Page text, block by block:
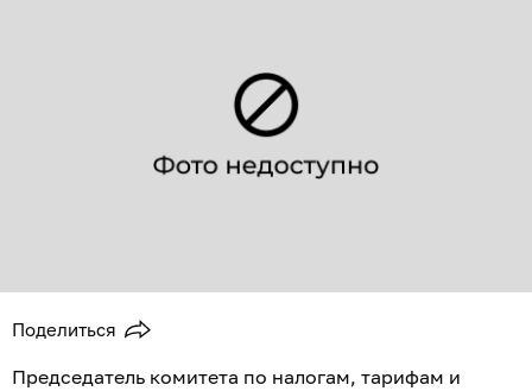
Поделиться
Председатель комитета по налогам, тарифам и